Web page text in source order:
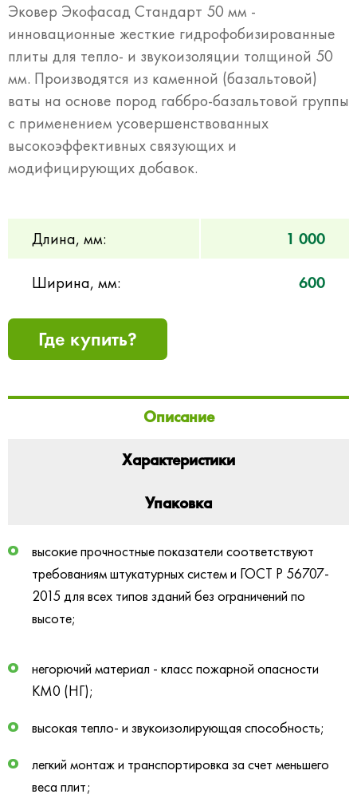
Эковер Экофасад Стандарт 50 мм -
инновационные жесткие гидрофобизированные
плиты для тепло- и звукоизоляции толщиной 50
мм. Производятся из каменной (базальтовой)
ваты на основе пород габбро-базальтовой группы
с применением усовершенствованных
высокоэффективных связующих и
модифицирующих добавок.
Длина, мм: 1 000
Ширина, мм: 600
Где купить?
Описание
Характеристики
Упаковка
высокие прочностные показатели соответствуют
требованиям штукатурных систем и ГОСТ Р 56707-
2015 для всех типов зданий без ограничений по
высоте;
негорючий материал - класс пожарной опасности
КМ0 (НГ);
высокая тепло- и звукоизолирующая способность;
легкий монтаж и транспортировка за счет меньшего
веса плит;